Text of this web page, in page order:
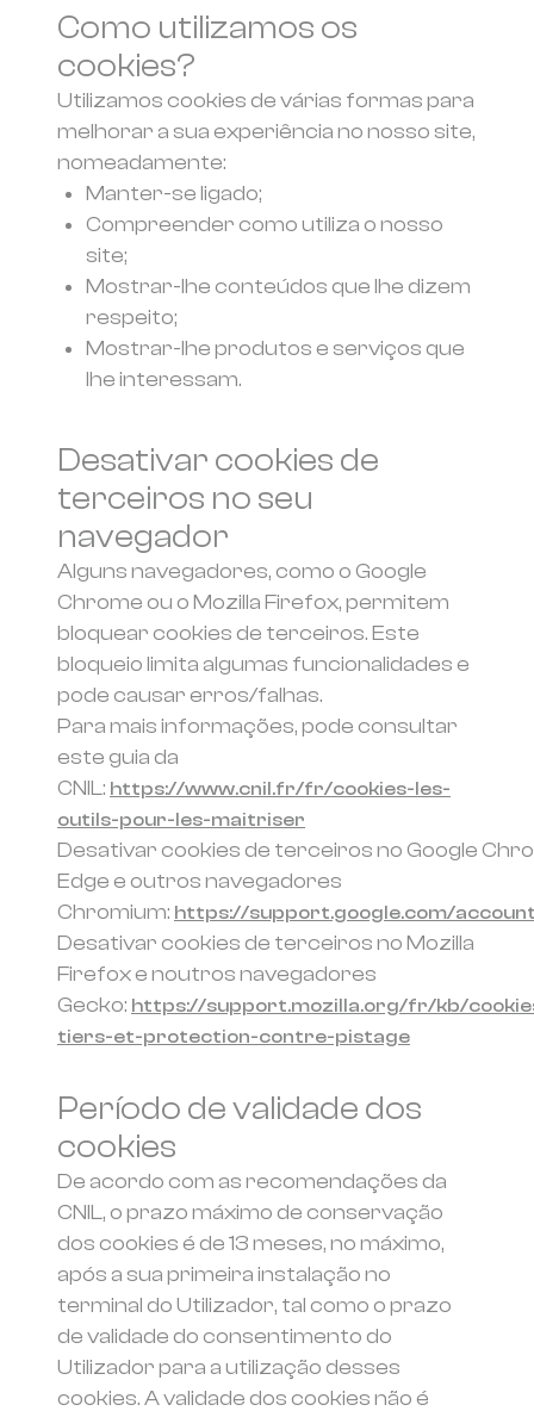
Como utilizamos os
cookies?
Utilizamos cookies de várias formas para
melhorar a sua experiência no nosso site,
nomeadamente:
Manter-se ligado;
Compreender como utiliza o nosso
site;
Mostrar-lhe conteúdos que lhe dizem
respeito;
Mostrar-lhe produtos e serviços que
lhe interessam.
Desativar cookies de
terceiros no seu
navegador
Alguns navegadores, como o Google
Chrome ou o Mozilla Firefox, permitem
bloquear cookies de terceiros. Este
bloqueio limita algumas funcionalidades e
pode causar erros/falhas.
Para mais informações, pode consultar
este guia da
CNIL: https://www.cnil.fr/fr/cookies-les-
outils-pour-les-maitriser
Desativar cookies de terceiros no Google
Edge e outros navegadores
Chromium: https://support.google.com/
Desativar cookies de terceiros no Mozilla
Firefox e noutros navegadores
Gecko: https://support.mozilla.org/fr/kb/
tiers-et-protection-contre-pistage
Período de validade dos
cookies
De acordo com as recomendações da
CNIL, o prazo máximo de conservação
dos cookies é de 13 meses, no máximo,
após a sua primeira instalação no
terminal do Utilizador, tal como o prazo
de validade do consentimento do
Utilizador para a utilização desses
cookies. A validade dos cookies não é